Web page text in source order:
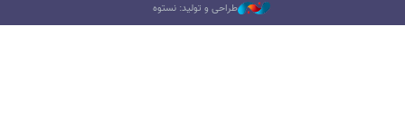
طراحی و تولید: نستوه